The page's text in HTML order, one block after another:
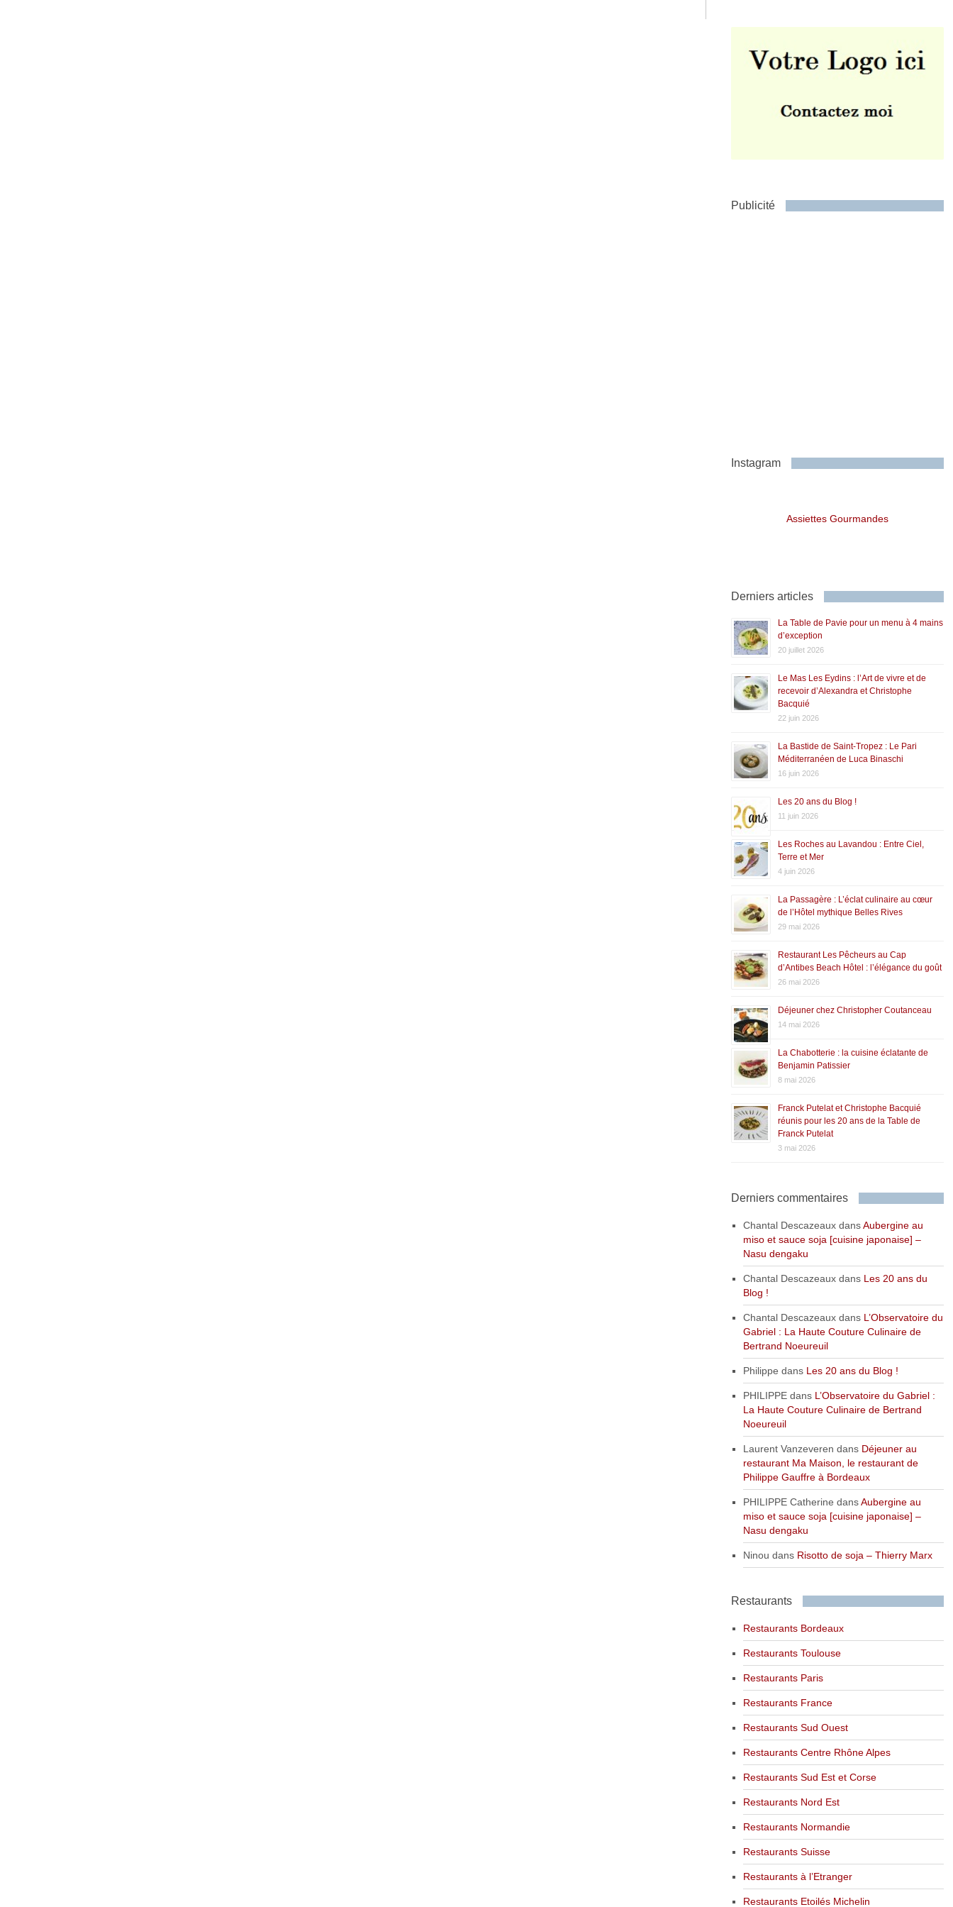
Publicité
Instagram
Assiettes Gourmandes
Derniers articles
La Table de Pavie pour un menu à 4 mains
d’exception
20 juillet 2026
Le Mas Les Eydins : l’Art de vivre et de
recevoir d’Alexandra et Christophe
Bacquié
22 juin 2026
La Bastide de Saint-Tropez : Le Pari
Méditerranéen de Luca Binaschi
16 juin 2026
Les 20 ans du Blog !
11 juin 2026
Les Roches au Lavandou : Entre Ciel,
Terre et Mer
4 juin 2026
La Passagère : L’éclat culinaire au cœur
de l’Hôtel mythique Belles Rives
29 mai 2026
Restaurant Les Pêcheurs au Cap
d’Antibes Beach Hôtel : l’élégance du goût
26 mai 2026
Déjeuner chez Christopher Coutanceau
14 mai 2026
La Chabotterie : la cuisine éclatante de
Benjamin Patissier
8 mai 2026
Franck Putelat et Christophe Bacquié
réunis pour les 20 ans de la Table de
Franck Putelat
3 mai 2026
Derniers commentaires
Chantal DescazeauxdansAubergine au
miso et sauce soja [cuisine japonaise] –
Nasu dengaku
Chantal Descazeauxdans Les 20 ans du
Blog !
Chantal Descazeauxdans L’Observatoire du
Gabriel : La Haute Couture Culinaire de
Bertrand Noeureuil
Philippe dans Les 20 ans du Blog !
PHILIPPEdans L’Observatoire du Gabriel :
La Haute Couture Culinaire de Bertrand
Noeureuil
Laurent Vanzeveren dans Déjeuner au
restaurant Ma Maison, le restaurant de
Philippe Gauffre à Bordeaux
PHILIPPE Catherine dansAubergine au
miso et sauce soja [cuisine japonaise] –
Nasu dengaku
Ninou dans Risotto de soja – Thierry Marx
Restaurants
Restaurants Bordeaux
Restaurants Toulouse
Restaurants Paris
Restaurants France
Restaurants Sud Ouest
Restaurants Centre Rhône Alpes
Restaurants Sud Est et Corse
Restaurants Nord Est
Restaurants Normandie
Restaurants Suisse
Restaurants à l’Etranger
Restaurants Etoilés Michelin